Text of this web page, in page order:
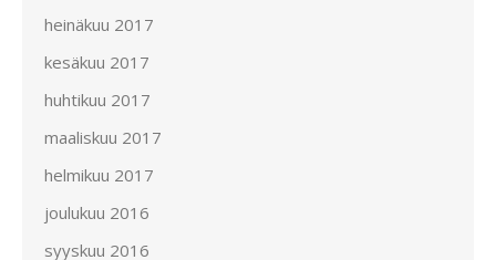
heinäkuu 2017
kesäkuu 2017
huhtikuu 2017
maaliskuu 2017
helmikuu 2017
joulukuu 2016
syyskuu 2016